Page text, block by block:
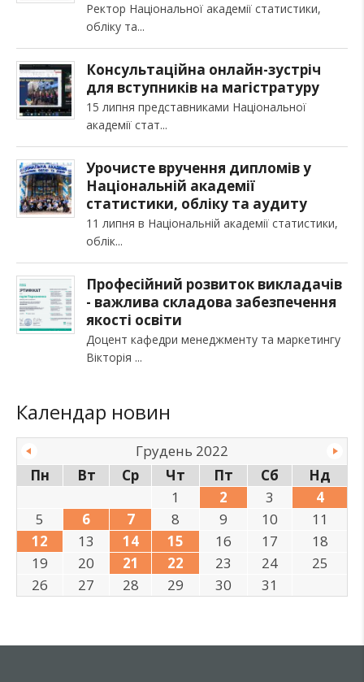
Ректор Національної академії статистики,
обліку та
Консультаційна онлайн-зустріч
для вступників на магістратуру
15 липня представниками Національної
академії стат
Урочисте вручення дипломів у
Національній академії
статистики, обліку та аудиту
11 липня в Національній академії статистики,
облік
Професійний розвиток викладачів
- важлива складова забезпечення
якості освіти
Доцент кафедри менеджменту та маркетингу
Вікторія
Календар новин
Грудень 2022
Пн
Вт Ср Чт Пт Сб
Нд
1
2 3
4
5
6 7 8 9 10
11
12
13 14 15 16 17
18
19
20 21 22 23 24
25
26
27 28 29 30 31